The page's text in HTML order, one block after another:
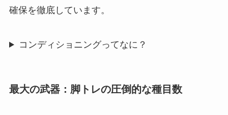
確保を徹底しています。
コンディショニングってなに？
最大の武器：脚トレの圧倒的な種目数